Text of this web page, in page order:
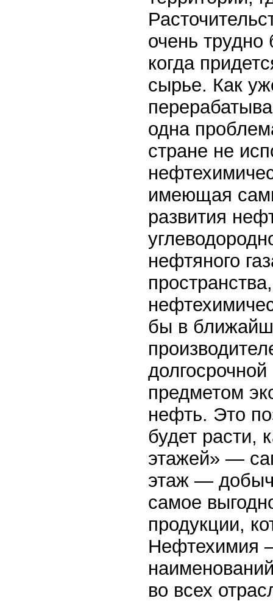
очень
когда
сырье. Как
одна
стране не
имеющая
развития
нефтяного
бы в
предметом
нефть. Это
будет расти,
этажей» —
этаж —
самое
продукции,
Нефтехимия
во всех